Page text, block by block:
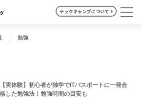
勉強
【実体験】初心者が独学でITパスポートに一発合
格した勉強法！勉強時間の目安も